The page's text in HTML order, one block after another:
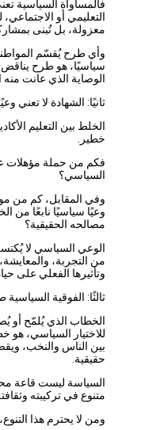
فالمساواة السياسية تعني
التعليمي أو الاجتماعي، له
معزولة، بل تُبنى بمشاركة
وأي طرح يُقسّم المواطنين
سياسيًا، هو طرح يناقض فكرة
الوصاية الذي عانت منه
ثانيًا: الشهادة لا تعني وعيًا
الخلط بين التعليم
فكم من حملة مؤهلات عليا
السياسي؟
وفي المقابل، كم من مواطن
وعيًا سياسيًا نابعًا من الخبرة،
مصالحه الحقيقية؟
الوعي السياسي لا يُكتسب
من التجربة، والمعايشة،
وتأثيرها الفعلي على حياة
ثالثًا: الفوقية السياسية
الخطاب الذي يُلمّح أو يُصرّح
للاختيار السياسي، هو خطاب
بين الناس والنخب، ويقضي
حقيقية.
السياسة ليست قاعة
متنوع في تركيبته وثقافته
ومن لا يحترم هذا التنوع، لا